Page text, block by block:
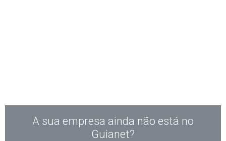
A sua empresa ainda não está no
Guianet?